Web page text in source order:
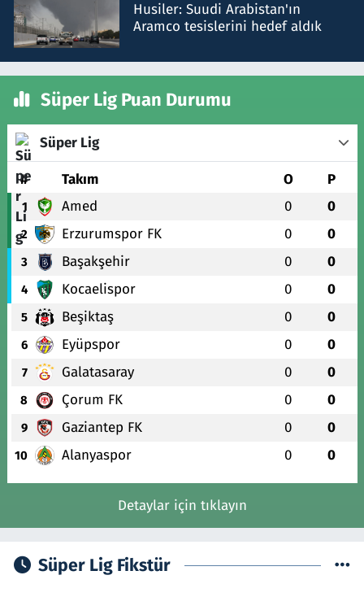
Husiler: Suudi Arabistan'ın
Aramco tesislerini hedef aldık
Süper Lig Puan Durumu
Süper Lig
# Takım O P
1 Amed 0 0
2 Erzurumspor FK 0 0
3 Başakşehir 0 0
4 Kocaelispor 0 0
5 Beşiktaş 0 0
6 Eyüpspor 0 0
7 Galatasaray 0 0
8 Çorum FK 0 0
9 Gaziantep FK 0 0
10 Alanyaspor 0 0
Detaylar için tıklayın
Süper Lig Fikstür